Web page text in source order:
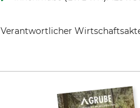
Verantwortlicher